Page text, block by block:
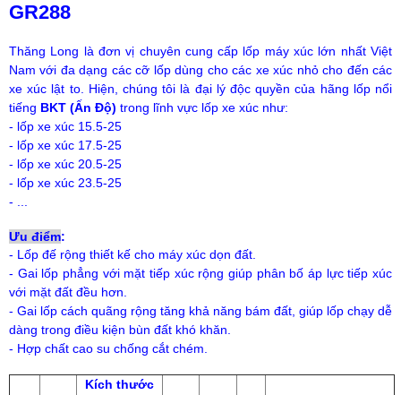
GR288
Thăng Long là đơn vị chuyên cung cấp lốp máy xúc lớn nhất Việt
Nam với đa dạng các cỡ lốp dùng cho các xe xúc nhỏ cho đến các
xe xúc lật to. Hiện, chúng tôi là đại lý độc quyền của hãng lốp nổi
tiếng BKT (Ấn Độ) trong lĩnh vực lốp xe xúc như:
- lốp xe xúc 15.5-25
- lốp xe xúc 17.5-25
- lốp xe xúc 20.5-25
- lốp xe xúc 23.5-25
- ...
Ưu điểm:
- Lốp đế rộng thiết kế cho máy xúc dọn đất.
- Gai lốp phẳng với mặt tiếp xúc rộng giúp phân bố áp lực tiếp xúc
với mặt đất đều hơn.
- Gai lốp cách quãng rộng tăng khả năng bám đất, giúp lốp chạy dễ
dàng trong điều kiện bùn đất khó khăn.
- Hợp chất cao su chống cắt chém.
Kích thước